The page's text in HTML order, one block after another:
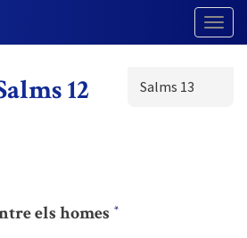
12 Salms 13
els homes *